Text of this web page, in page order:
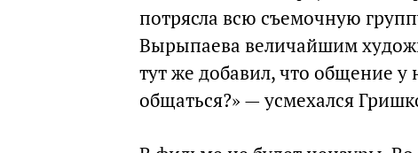
потрясла всю съемочную
Вырыпаева величайшим
тут же добавил, что общение
общаться?» — усмехался